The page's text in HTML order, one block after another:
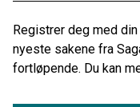
Registrer deg med
nyeste sakene fra
fortløpende. Du kan